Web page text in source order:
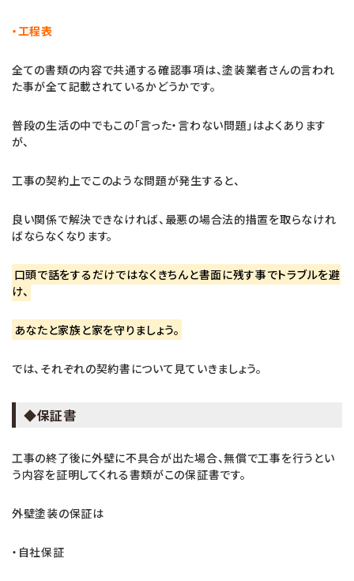
・工程表
全ての書類の内容で共通する確認事項は、塗装業者さんの言われ
た事が全て記載されているかどうかです。
普段の生活の中でもこの「言った・言わない問題」はよくあります
が、
工事の契約上でこのような問題が発生すると、
良い関係で解決できなければ、最悪の場合法的措置を取らなけれ
ばならなくなります。
口頭で話をするだけではなくきちんと書面に残す事でトラブルを避
け、
あなたと家族と家を守りましょう。
では、それぞれの契約書について見ていきましょう。
◆保証書
工事の終了後に外壁に不具合が出た場合、無償で工事を行うとい
う内容を証明してくれる書類がこの保証書です。
外壁塗装の保証は
・自社保証